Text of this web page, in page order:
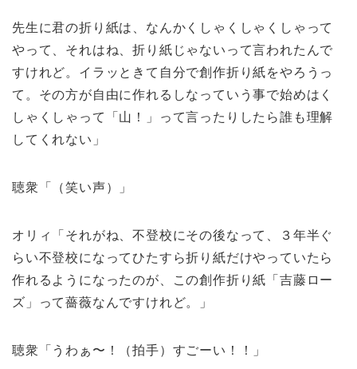
先生に君の折り紙は、なんかくしゃくしゃくしゃって
やって、それはね、折り紙じゃないって言われたんで
すけれど。イラッときて自分で創作折り紙をやろうっ
て。その方が自由に作れるしなっていう事で始めはく
しゃくしゃって「山！」って言ったりしたら誰も理解
してくれない」
聴衆「（笑い声）」
オリィ「それがね、不登校にその後なって、３年半ぐ
らい不登校になってひたすら折り紙だけやっていたら
作れるようになったのが、この創作折り紙「吉藤ロー
ズ」って薔薇なんですけれど。」
聴衆「うわぁ〜！（拍手）すごーい！！」